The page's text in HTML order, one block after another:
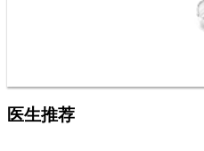
医生推荐